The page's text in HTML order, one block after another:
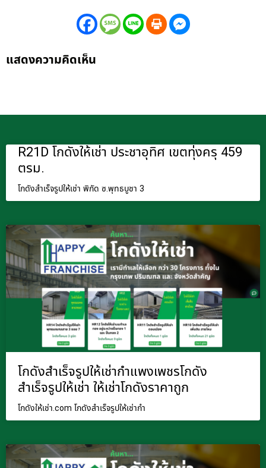
แสดงความคิดเห็น
R21D โกดังให้เช่า ประชาอุทิศ เขตทุ่งครุ 459
ตรม.
โกดังสำเร็จรูปให้เช่า พิกัด ซ.พุทธบูชา 3
โกดังสำเร็จรูปให้เช่ากำแพงเพชรโกดัง
สำเร็จรูปให้เช่า ให้เช่าโกดังราคาถูก
โกดังให้เช่า.com โกดังสำเร็จรูปให้เช่ากำ